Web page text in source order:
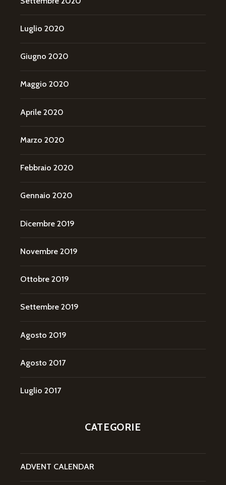
Luglio 2020
Giugno 2020
Maggio 2020
Aprile 2020
Marzo 2020
Febbraio 2020
Gennaio 2020
Dicembre 2019
Novembre 2019
Ottobre 2019
Settembre 2019
Agosto 2019
Agosto 2017
Luglio 2017
CATEGORIE
ADVENT CALENDAR